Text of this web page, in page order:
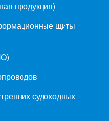
продукция)
щиты
судоходных